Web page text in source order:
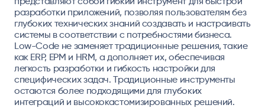
разработки приложений, позволяя пользователям без
глубоких технических знаний создавать и настраивать
системы в соответствии с потребностями бизнеса.
Low-Code не заменяет традиционные решения, такие
как ERP, EPM и HRM, а дополняет их, обеспечивая
легкость разработки и гибкость настройки для
специфических задач. Традиционные инструменты
остаются более подходящими для глубоких
интеграций и высококастомизированных решений.